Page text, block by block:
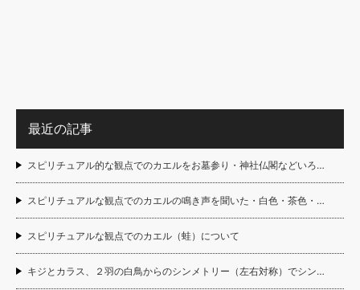
最近の記事
スピリチュアル的な観点でのカエルをお墓参り・神社仏閣などいろ…
スピリチュアルな観点でのカエルの鳴き声を聞いた・白色・茶色・…
スピリチュアルな観点でのカエル（蛙）について
キジとカラス、２羽の白鳥からのシンメトリー（左右対称）でシン…